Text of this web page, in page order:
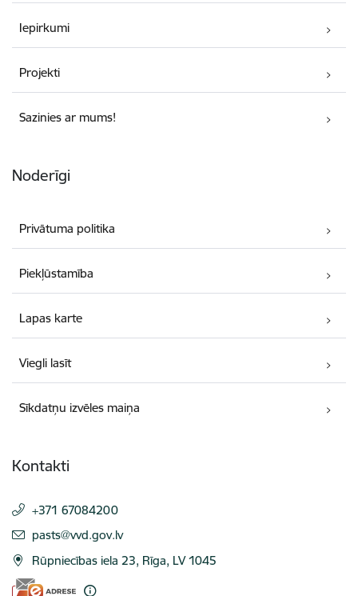
Iepirkumi
Projekti
Sazinies ar mums!
Noderīgi
Privātuma politika
Piekļūstamība
Lapas karte
Viegli lasīt
Sīkdatņu izvēles maiņa
Kontakti
+371 67084200
E-pasts:
pasts@vvd.gov.lv
Rūpniecības iela 23, Rīga, LV 1045